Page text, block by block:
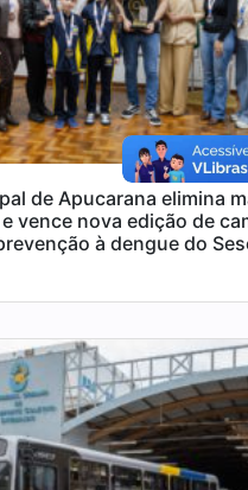
de Apucarana elimina
vence nova edição de
à dengue do